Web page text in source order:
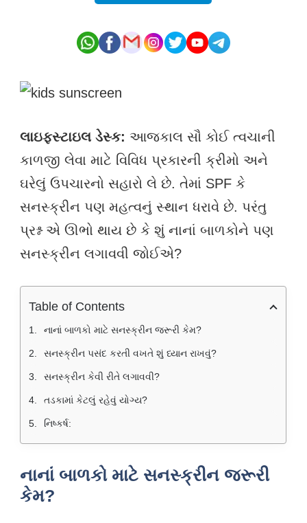
લાઇફસ્ટાઇલ ડેસ્ક: આજકાલ સૌ કોઈ ત્વચાની
કાળજી લેવા માટે વિવિધ પ્રકારની ક્રીમો અને
ઘરેલું ઉપચારનો સહારો લે છે. તેમાં SPF કે
સનસ્ક્રીન પણ મહત્વનું સ્થાન ધરાવે છે. પરંતુ
પ્રશ્ન એ ઊભો થાય છે કે શું નાનાં બાળકોને પણ
સનસ્ક્રીન લગાવવી જોઈએ?
Table of Contents
નાનાં બાળકો માટે સનસ્ક્રીન જરૂરી કેમ?
સનસ્ક્રીન પસંદ કરતી વખતે શું ધ્યાન રાખવું?
સનસ્ક્રીન કેવી રીતે લગાવવી?
તડકામાં કેટલું રહેવું યોગ્ય?
નિષ્કર્ષ:
નાનાં બાળકો માટે સનસ્ક્રીન જરૂરી
કેમ?